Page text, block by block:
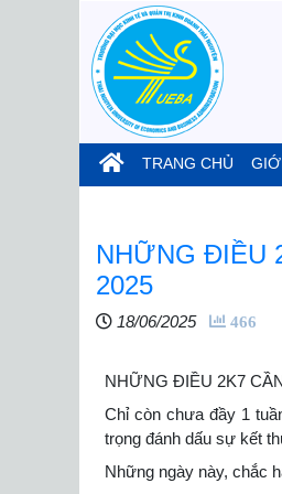
TRANG CHỦ
NHỮNG ĐIỀU
2025
18/06/2025 466
NHỮNG ĐIỀU 2K7
Chỉ còn chưa đầy 1
trọng đánh dấu sự kết
Những ngày này, chắc